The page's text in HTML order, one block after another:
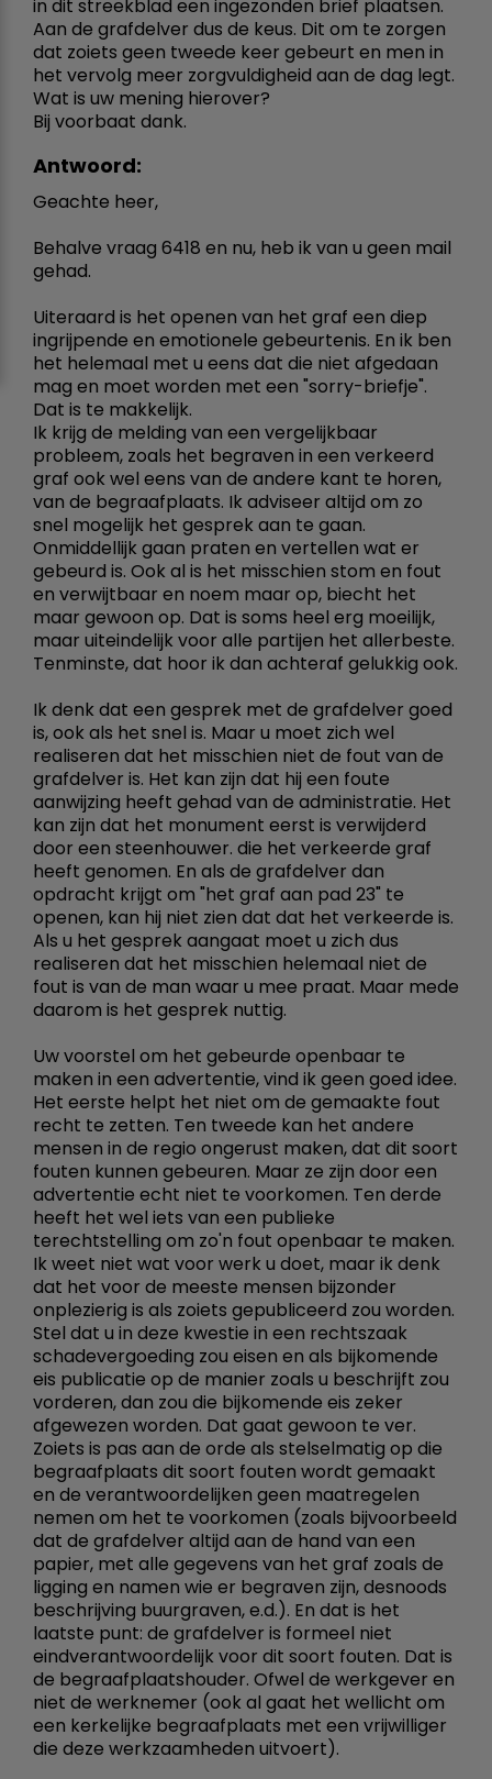
in dit streekblad een ingezonden brief plaatsen.
Aan de grafdelver dus de keus. Dit om te zorgen
dat zoiets geen tweede keer gebeurt en men in
het vervolg meer zorgvuldigheid aan de dag legt.
Wat is uw mening hierover?
Bij voorbaat dank.
Antwoord:
Geachte heer,
Behalve vraag 6418 en nu, heb ik van u geen mail
gehad.
Uiteraard is het openen van het graf een diep
ingrijpende en emotionele gebeurtenis. En ik ben
het helemaal met u eens dat die niet afgedaan
mag en moet worden met een "sorry-briefje".
Dat is te makkelijk.
Ik krijg de melding van een vergelijkbaar
probleem, zoals het begraven in een verkeerd
graf ook wel eens van de andere kant te horen,
van de begraafplaats. Ik adviseer altijd om zo
snel mogelijk het gesprek aan te gaan.
Onmiddellijk gaan praten en vertellen wat er
gebeurd is. Ook al is het misschien stom en fout
en verwijtbaar en noem maar op, biecht het
maar gewoon op. Dat is soms heel erg moeilijk,
maar uiteindelijk voor alle partijen het allerbeste.
Tenminste, dat hoor ik dan achteraf gelukkig ook.
Ik denk dat een gesprek met de grafdelver goed
is, ook als het snel is. Maar u moet zich wel
realiseren dat het misschien niet de fout van de
grafdelver is. Het kan zijn dat hij een foute
aanwijzing heeft gehad van de administratie. Het
kan zijn dat het monument eerst is verwijderd
door een steenhouwer. die het verkeerde graf
heeft genomen. En als de grafdelver dan
opdracht krijgt om "het graf aan pad 23" te
openen, kan hij niet zien dat dat het verkeerde is.
Als u het gesprek aangaat moet u zich dus
realiseren dat het misschien helemaal niet de
fout is van de man waar u mee praat. Maar mede
daarom is het gesprek nuttig.
Uw voorstel om het gebeurde openbaar te
maken in een advertentie, vind ik geen goed idee.
Het eerste helpt het niet om de gemaakte fout
recht te zetten. Ten tweede kan het andere
mensen in de regio ongerust maken, dat dit soort
fouten kunnen gebeuren. Maar ze zijn door een
advertentie echt niet te voorkomen. Ten derde
heeft het wel iets van een publieke
terechtstelling om zo'n fout openbaar te maken.
Ik weet niet wat voor werk u doet, maar ik denk
dat het voor de meeste mensen bijzonder
onplezierig is als zoiets gepubliceerd zou worden.
Stel dat u in deze kwestie in een rechtszaak
schadevergoeding zou eisen en als bijkomende
eis publicatie op de manier zoals u beschrijft zou
vorderen, dan zou die bijkomende eis zeker
afgewezen worden. Dat gaat gewoon te ver.
Zoiets is pas aan de orde als stelselmatig op die
begraafplaats dit soort fouten wordt gemaakt
en de verantwoordelijken geen maatregelen
nemen om het te voorkomen (zoals bijvoorbeeld
dat de grafdelver altijd aan de hand van een
papier, met alle gegevens van het graf zoals de
ligging en namen wie er begraven zijn, desnoods
beschrijving buurgraven, e.d.). En dat is het
laatste punt: de grafdelver is formeel niet
eindverantwoordelijk voor dit soort fouten. Dat is
de begraafplaatshouder. Ofwel de werkgever en
niet de werknemer (ook al gaat het wellicht om
een kerkelijke begraafplaats met een vrijwilliger
die deze werkzaamheden uitvoert).